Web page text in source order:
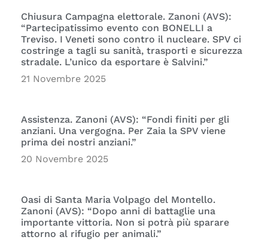
Chiusura Campagna elettorale. Zanoni (AVS):
“Partecipatissimo evento con BONELLI a
Treviso. I Veneti sono contro il nucleare. SPV ci
costringe a tagli su sanità, trasporti e sicurezza
stradale. L’unico da esportare è Salvini.”
21 Novembre 2025
Assistenza. Zanoni (AVS): “Fondi finiti per gli
anziani. Una vergogna. Per Zaia la SPV viene
prima dei nostri anziani.”
20 Novembre 2025
Oasi di Santa Maria Volpago del Montello.
Zanoni (AVS): “Dopo anni di battaglie una
importante vittoria. Non si potrà più sparare
attorno al rifugio per animali.”